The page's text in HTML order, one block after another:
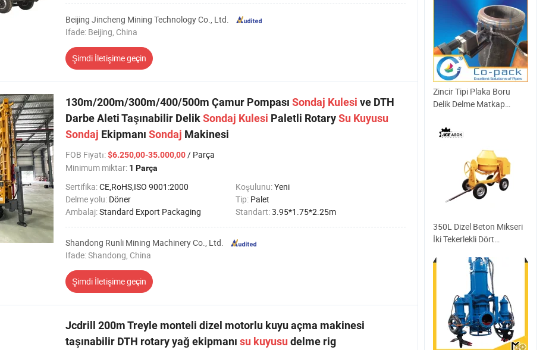
Beijing Jincheng Mining Technology Co., Ltd.
Ifade: Beijing, China
Şimdi İletişime geçin
130m/200m/300m/400/500m Çamur Pompası Sondaj Kulesi ve DTH
Darbe Aleti Taşınabilir DelikSondaj Kulesi Paletli RotarySu Kuyusu
Sondaj Ekipmanı Sondaj Makinesi
FOB Fiyatı:$6.250,00-35.000,00/ Parça
Minimum miktar: 1 Parça
Sertifika:CE,RoHS,ISO 9001:2000 Koşulunu:Yeni
Delme yolu: Döner Tip: Palet
Ambalaj:Standard Export Packaging Standart:3.95*1.75*2.25m
Shandong Runli Mining Machinery Co., Ltd.
Ifade: Shandong, China
Şimdi İletişime geçin
Jcdrill 200m Treyle monteli dizel motorlu kuyu açma makinesi
taşınabilir DTH rotary yağ ekipmanı su kuyusudelme rig
Ankraj Tünel Delici Delme
Makinesi Telekopik Tünel
Geliştirme Jumbo
Zincir Tipi Plaka Boru
Delik Delme Matkap
350L Dizel Beton Mikseri
İki Tekerlekli Dört
için